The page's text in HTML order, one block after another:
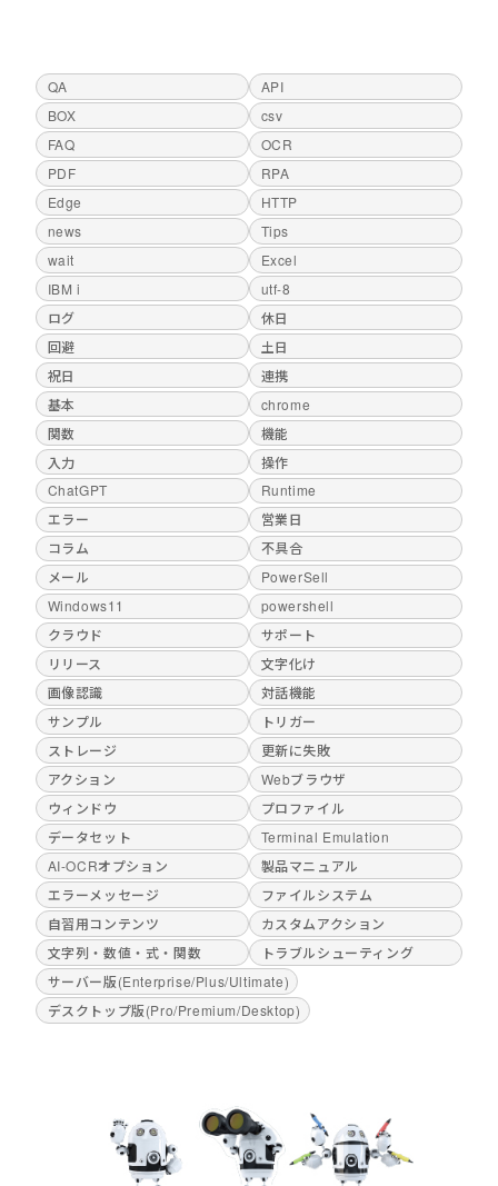
QA
API
BOX
csv
FAQ
OCR
PDF
RPA
Edge
HTTP
news
Tips
wait
Excel
IBM i
utf-8
ログ
休日
回避
土日
祝日
連携
基本
chrome
関数
機能
入力
操作
ChatGPT
Runtime
エラー
営業日
コラム
不具合
メール
PowerSell
Windows11
powershell
クラウド
サポート
リリース
文字化け
画像認識
対話機能
サンプル
トリガー
ストレージ
更新に失敗
アクション
Webブラウザ
ウィンドウ
プロファイル
データセット
Terminal Emulation
AI-OCRオプション
製品マニュアル
エラーメッセージ
ファイルシステム
自習用コンテンツ
カスタムアクション
文字列・数値・式・関数
トラブルシューティング
サーバー版(Enterprise/Plus/Ultimate)
デスクトップ版(Pro/Premium/Desktop)